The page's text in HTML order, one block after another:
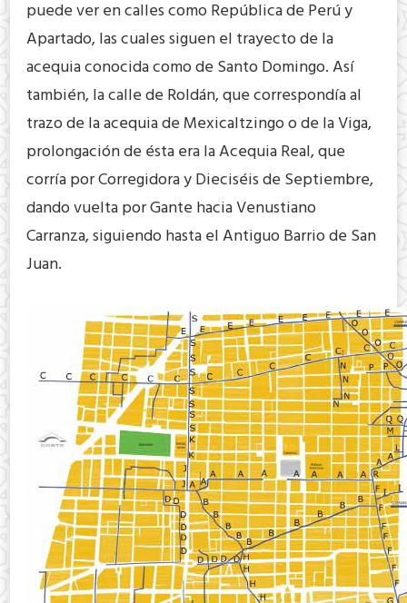
puede ver en calles como República de Perú y
Apartado, las cuales siguen el trayecto de la
acequia conocida como de Santo Domingo. Así
también, la calle de Roldán, que correspondía al
trazo de la acequia de Mexicaltzingo o de la Viga,
prolongación de ésta era la Acequia Real, que
corría por Corregidora y Dieciséis de Septiembre,
dando vuelta por Gante hacia Venustiano
Carranza, siguiendo hasta el Antiguo Barrio de San
Juan.